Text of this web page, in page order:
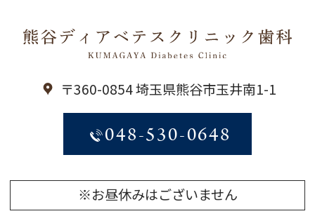
〒360-0854 埼玉県熊谷市玉井南1-1
048-530-0648
※お昼休みはございません